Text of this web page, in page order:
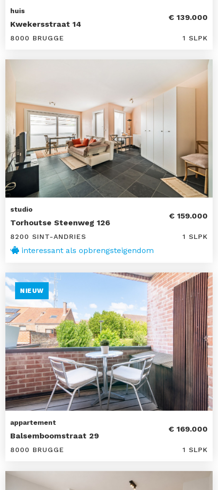
huis
Kwekersstraat 14
€ 139.000
8000 BRUGGE 1 SLPK
studio
Torhoutse Steenweg 126
€ 159.000
8200 SINT-ANDRIES 1 SLPK
interessant als opbrengsteigendom
NIEUW
appartement
Balsemboomstraat 29
€ 169.000
8000 BRUGGE 1 SLPK